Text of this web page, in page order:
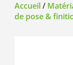
Accueil/
de pose &